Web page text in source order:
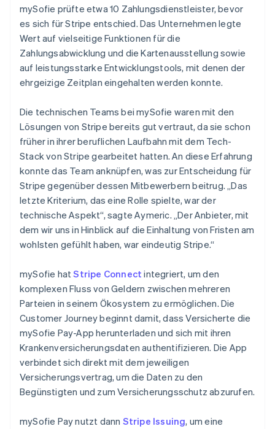
mySofie prüfte etwa 10 Zahlungsdienstleister, bevor
es sich für Stripe entschied. Das Unternehmen legte
Wert auf vielseitige Funktionen für die
Zahlungsabwicklung und die Kartenausstellung sowie
auf leistungsstarke Entwicklungstools, mit denen der
ehrgeizige Zeitplan eingehalten werden konnte.
Die technischen Teams bei mySofie waren mit den
Lösungen von Stripe bereits gut vertraut, da sie schon
früher in ihrer beruflichen Laufbahn mit dem Tech-
Stack von Stripe gearbeitet hatten. An diese Erfahrung
konnte das Team anknüpfen, was zur Entscheidung für
Stripe gegenüber dessen Mitbewerbern beitrug. „Das
letzte Kriterium, das eine Rolle spielte, war der
technische Aspekt“, sagte Aymeric. „Der Anbieter, mit
dem wir uns in Hinblick auf die Einhaltung von Fristen am
wohlsten gefühlt haben, war eindeutig Stripe.“
mySofie hatStripe Connect integriert, um den
komplexen Fluss von Geldern zwischen mehreren
Parteien in seinem Ökosystem zu ermöglichen. Die
Customer Journey beginnt damit, dass Versicherte die
mySofie Pay-App herunterladen und sich mit ihren
Krankenversicherungsdaten authentifizieren. Die App
verbindet sich direkt mit dem jeweiligen
Versicherungsvertrag, um die Daten zu den
Begünstigten und zum Versicherungsschutz abzurufen.
mySofie Pay nutzt dann Stripe Issuing, um eine